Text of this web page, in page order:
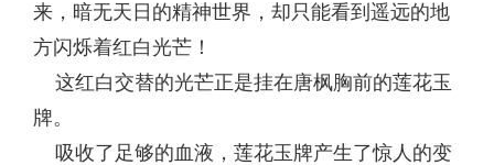
来，暗无天日的精神世界，却只能看到遥远的地
方闪烁着红白光芒！
这红白交替的光芒正是挂在唐枫胸前的莲花玉
牌。
吸收了足够的血液，莲花玉牌产生了惊人的变